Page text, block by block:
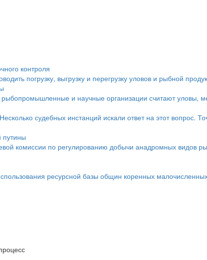
контроля
погрузку, выгрузку и перегрузку уловов и рыбной
и научные организации считают уловы,
судебных инстанций искали ответ на этот вопрос.
путины
комиссии по регулированию добычи анадромных видов
ресурсной базы общин коренных